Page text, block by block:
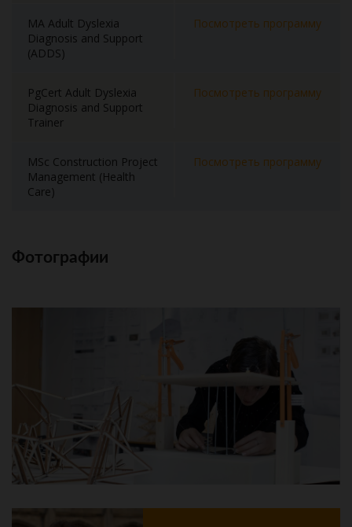
MA Adult Dyslexia
Diagnosis and Support
(ADDS)
Посмотреть программу
PgCert Adult Dyslexia
Diagnosis and Support
Trainer
Посмотреть программу
MSc Construction Project
Management (Health
Care)
Посмотреть программу
Фотографии